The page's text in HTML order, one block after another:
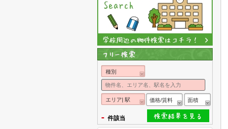
種別
エリア| 駅 価格/賃料 面積
- 件該当